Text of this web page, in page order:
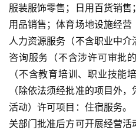
门
景
点
旅
游
信
息
登录
服装服饰零售；日用百货销
用品销售；体育场地设施经营
人力资源服务（不含职业中
咨询服务（不含涉许可审批
（不含教育培训、职业技能
（除依法须经批准的项目外
活动）许可项目：住宿服务
关部门批准后方可开展经营